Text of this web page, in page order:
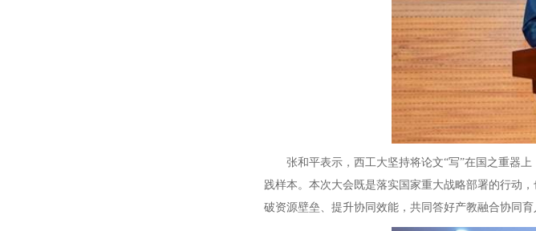
张和平表示，西工大坚持将论文“写”在国之重器上
践样本。本次大会既是落实国家重大战略部署的行动
破资源壁垒、提升协同效能，共同答好产教融合协同育